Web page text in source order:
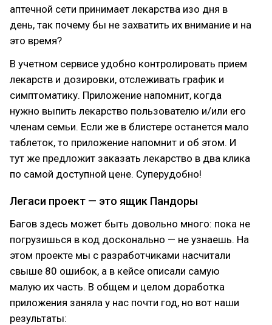
аптечной сети принимает лекарства изо дня в
день, так почему бы не захватить их внимание и на
это время?
В учетном сервисе удобно контролировать прием
лекарств и дозировки, отслеживать график и
симптоматику. Приложение напомнит, когда
нужно выпить лекарство пользователю и/или его
членам семьи. Если же в блистере останется мало
таблеток, то приложение напомнит и об этом. И
тут же предложит заказать лекарство в два клика
по самой доступной цене. Суперудобно!
Легаси проект — это ящик Пандоры
Багов здесь может быть довольно много: пока не
погрузишься в код досконально — не узнаешь. На
этом проекте мы с разработчиками насчитали
свыше 80 ошибок, а в кейсе описали самую
малую их часть. В общем и целом доработка
приложения заняла у нас почти год, но вот наши
результаты: